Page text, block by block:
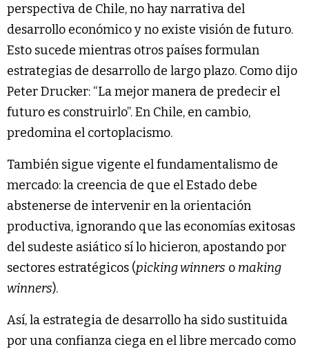
perspectiva de Chile, no hay narrativa del
desarrollo económico y no existe visión de futuro.
Esto sucede mientras otros países formulan
estrategias de desarrollo de largo plazo. Como dijo
Peter Drucker: “La mejor manera de predecir el
futuro es construirlo”. En Chile, en cambio,
predomina el cortoplacismo.
También sigue vigente el fundamentalismo de
mercado: la creencia de que el Estado debe
abstenerse de intervenir en la orientación
productiva, ignorando que las economías exitosas
del sudeste asiático sí lo hicieron, apostando por
sectores estratégicos (picking winners o making
winners).
Así, la estrategia de desarrollo ha sido sustituida
por una confianza ciega en el libre mercado como